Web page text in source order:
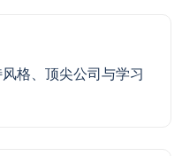
格、顶尖公司与学习